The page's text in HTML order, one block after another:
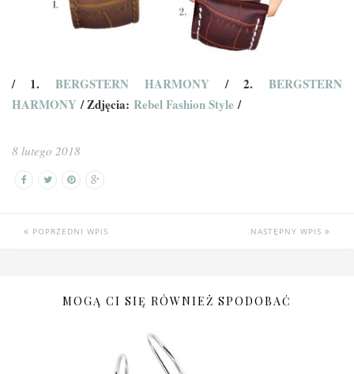
/ 1.BERGSTERN HARMONY / 2.BERGSTERN
HARMONY / Zdjęcia: Rebel Fashion Style /
8 lutego 2018
POPRZEDNI WPIS NASTĘPNY WPIS
MOGĄ CI SIĘ RÓWNIEŻ SPODOBAĆ